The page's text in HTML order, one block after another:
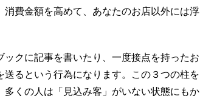
費金額を高めて、あなたのお店以外には浮
クに記事を書いたり、一度接点を持ったお
るという行為になります。この３つの柱を
くの人は「見込み客」がいない状態にもか